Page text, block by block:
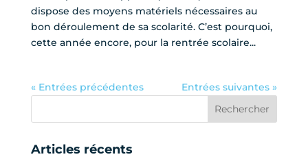
dispose des moyens matériels nécessaires au
bon déroulement de sa scolarité. C’est pourquoi,
cette année encore, pour la rentrée scolaire...
« Entrées précédentes Entrées suivantes »
Articles récents